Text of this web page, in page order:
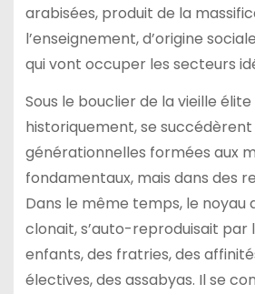
arabisées, produit de la
l’enseignement, d’origine
qui vont occuper les secteurs
Sous le bouclier de la vieille
historiquement, se
générationnelles formées aux
fondamentaux, mais dans des
Dans le même temps, le noyau
clonait, s’auto-reproduisait par
enfants, des fratries, des
électives, des assabyas. Il se